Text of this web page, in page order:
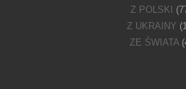
Z POLSKI
Z UKRAINY
ZE ŚWIATA